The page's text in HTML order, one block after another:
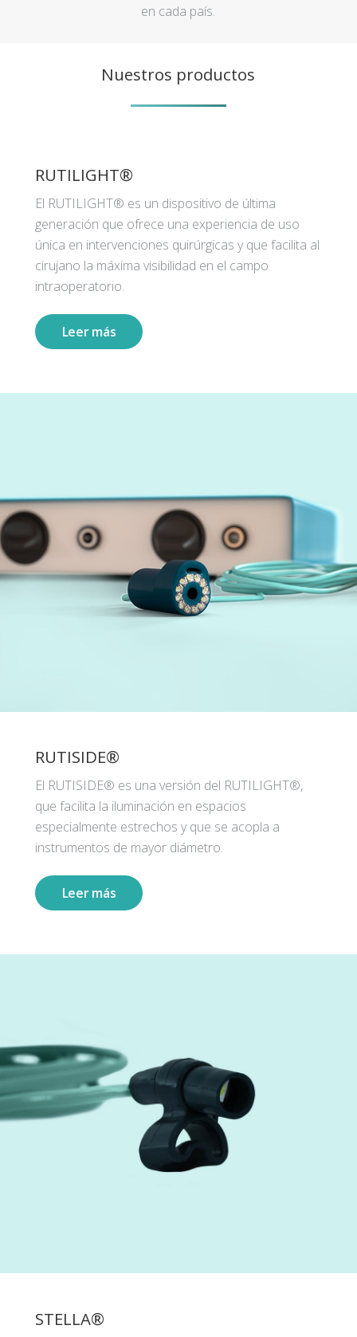
en cada país.
Nuestros productos
RUTILIGHT®
El RUTILIGHT® es un dispositivo de última
generación que ofrece una experiencia de uso
única en intervenciones quirúrgicas y que facilita al
cirujano la máxima visibilidad en el campo
intraoperatorio.
Leer más
RUTISIDE®
El RUTISIDE® es una versión del RUTILIGHT®,
que facilita la iluminación en espacios
especialmente estrechos y que se acopla a
instrumentos de mayor diámetro.
Leer más
STELLA®